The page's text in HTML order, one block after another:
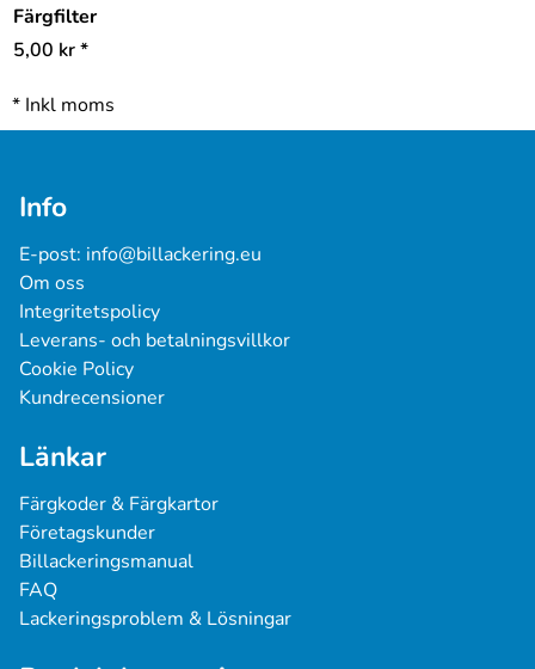
Färgfilter
5,00 kr*
* Inkl moms
Info
E-post: info@billackering.eu
Om oss
Integritetspolicy
Leverans- och betalningsvillkor
Cookie Policy
Kundrecensioner
Länkar
Färgkoder & Färgkartor
Företagskunder
Billackeringsmanual
FAQ
Lackeringsproblem & Lösningar